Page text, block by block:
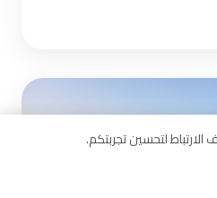
لتحسين تجربتكم.